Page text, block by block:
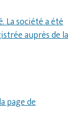
La société a été
auprès de la
page de